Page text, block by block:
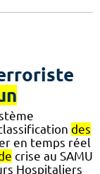
des
en temps réel
crise au SAMU
Hospitaliers